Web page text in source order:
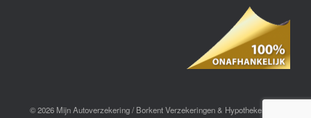
© 2026 Mijn Autoverzekering / Borkent Verzekeringen & Hypotheken | All